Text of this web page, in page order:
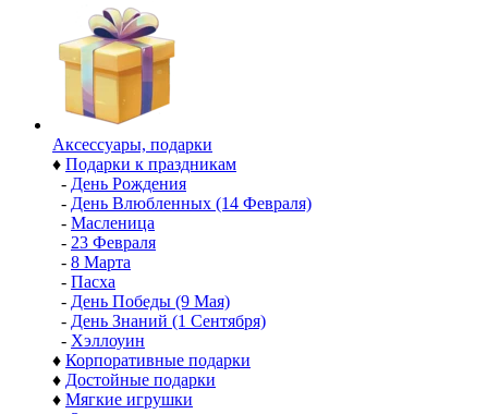
Аксессуары, подарки
♦ Подарки к праздникам
- День Рождения
- День Влюбленных (14 Февраля)
- Масленица
- 23 Февраля
- 8 Марта
- Пасха
- День Победы (9 Мая)
- День Знаний (1 Сентября)
- Хэллоуин
♦ Корпоративные подарки
♦ Достойные подарки
♦ Мягкие игрушки